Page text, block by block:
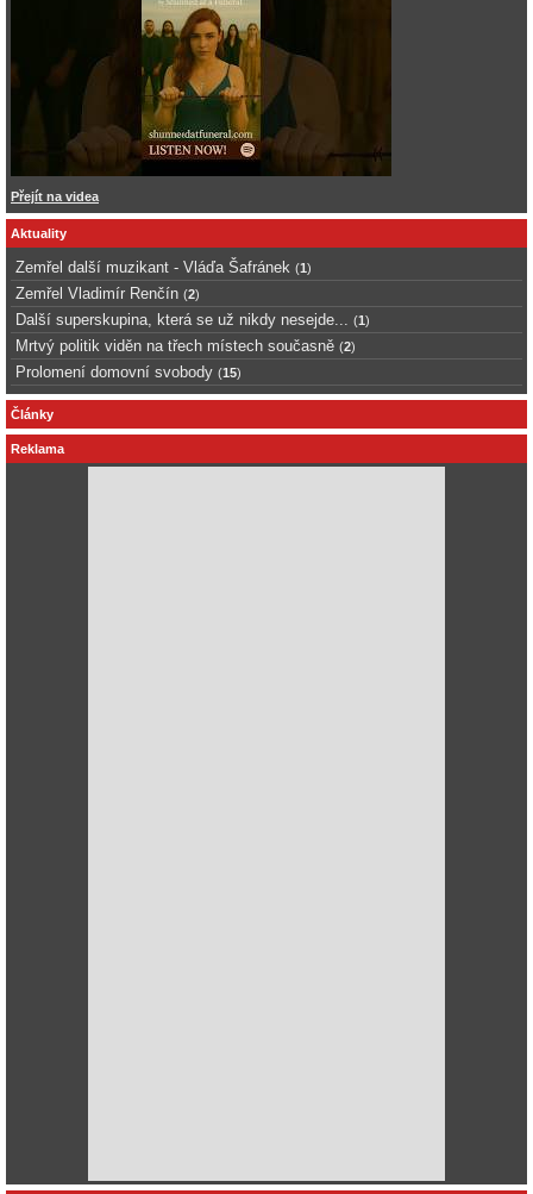
Přejít na videa
Aktuality
Zemřel další muzikant - Vláďa Šafránek (1 )
Zemřel Vladimír Renčín (2)
Další superskupina, která se už nikdy nesejde... (1 )
Mrtvý politik viděn na třech místech současně (2)
Prolomení domovní svobody (15)
Články
Reklama